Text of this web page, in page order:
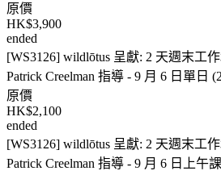
原價
HK$3,900
ended
[WS3126] wildlōtus 呈獻: 2 天週末工
Patrick Creelman 指導 - 9 月 6 日單日
原價
HK$2,100
ended
[WS3126] wildlōtus 呈獻: 2 天週末工
Patrick Creelman 指導 - 9 月 6 日上午